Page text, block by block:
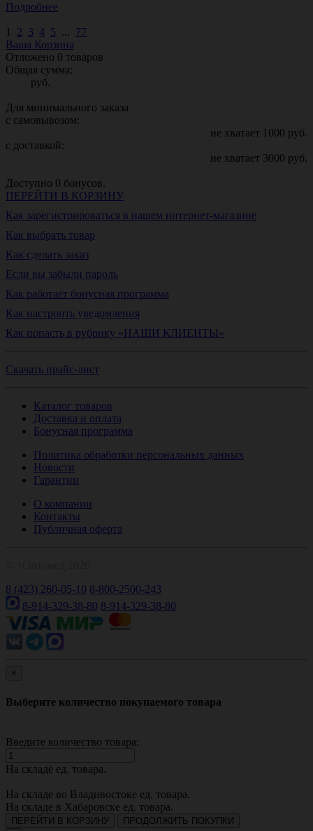
Подробнее
1 2 3 4 5 ... 77
Ваша Корзина
Отложено 0 товаров
Общая сумма:
руб.
Для минимального заказа
с самовывозом:
не хватает 1000 руб.
с доставкой:
не хватает 3000 руб.
Доступно 0 бонусов.
ПЕРЕЙТИ В КОРЗИНУ
Как зарегистрироваться в нашем интернет-магазине
Как выбрать товар
Как сделать заказ
Если вы забыли пароль
Как работает бонусная программа
Как настроить уведомления
Как попасть в рубрику «НАШИ КЛИЕНТЫ»
Скачать прайс-лист
Каталог товаров
Доставка и оплата
Бонусная программа
Политика обработки персональных данных
Новости
Гарантии
О компании
Контакты
Публичная оферта
8 (423) 260-05-10 8-800-2500-243
8-914-329-38-80 8-914-329-38-80
×
Выберите количество покупаемого товара
Введите количество товара:
На складе ед. товара.
На складе во Владивостоке ед. товара.
На складе в Хабаровске ед. товара.
ПЕРЕЙТИ В КОРЗИНУ
ПРОДОЛЖИТЬ ПОКУПКИ